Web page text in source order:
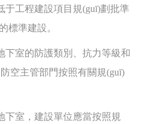
工程建設項目規(guī)劃批準
準建設。
室的防護類別、抗力等級和
民防空主管部門按照有關規(guī)
室，建設單位應當按照規